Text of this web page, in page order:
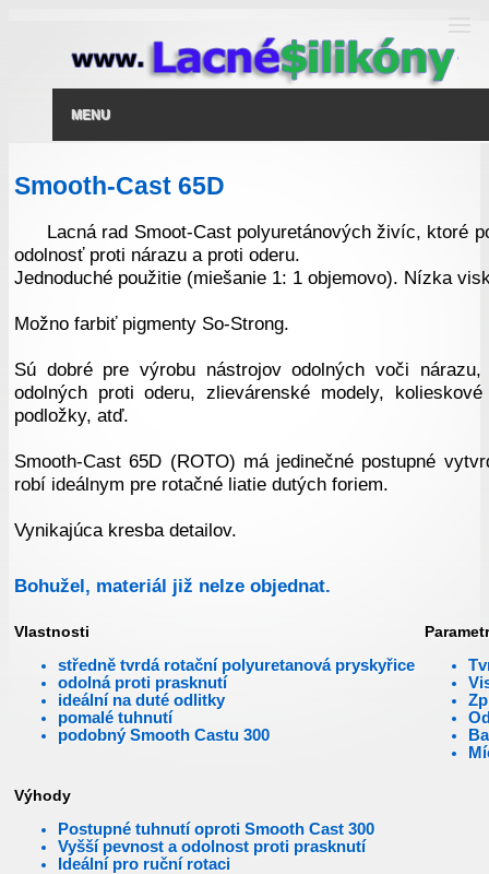
MENU
Smooth-Cast 65D
Lacná rad Smoot-Cast polyuretánových živíc, ktoré
odolnosť proti nárazu a proti oderu.
Jednoduché použitie (miešanie 1: 1 objemovo). Nízka
Možno farbiť pigmenty So-Strong.
Sú dobré pre výrobu nástrojov odolných voči nárazu,
odolných proti oderu, zlievárenské modely,
podložky, atď.
Smooth-Cast 65D (ROTO) má jedinečné postupné
robí ideálnym pre rotačné liatie dutých foriem.
Vynikajúca kresba detailov.
Bohužel, materiál již nelze objednat.
Vlastnosti
středně tvrdá rotační polyuretanová pryskyřice
odolná proti prasknutí
ideální na duté odlitky
pomalé tuhnutí
podobný Smooth Castu 300
Výhody
Postupné tuhnutí oproti Smooth Cast 300
Vyšší pevnost a odolnost proti prasknutí
Ideální pro ruční rotaci